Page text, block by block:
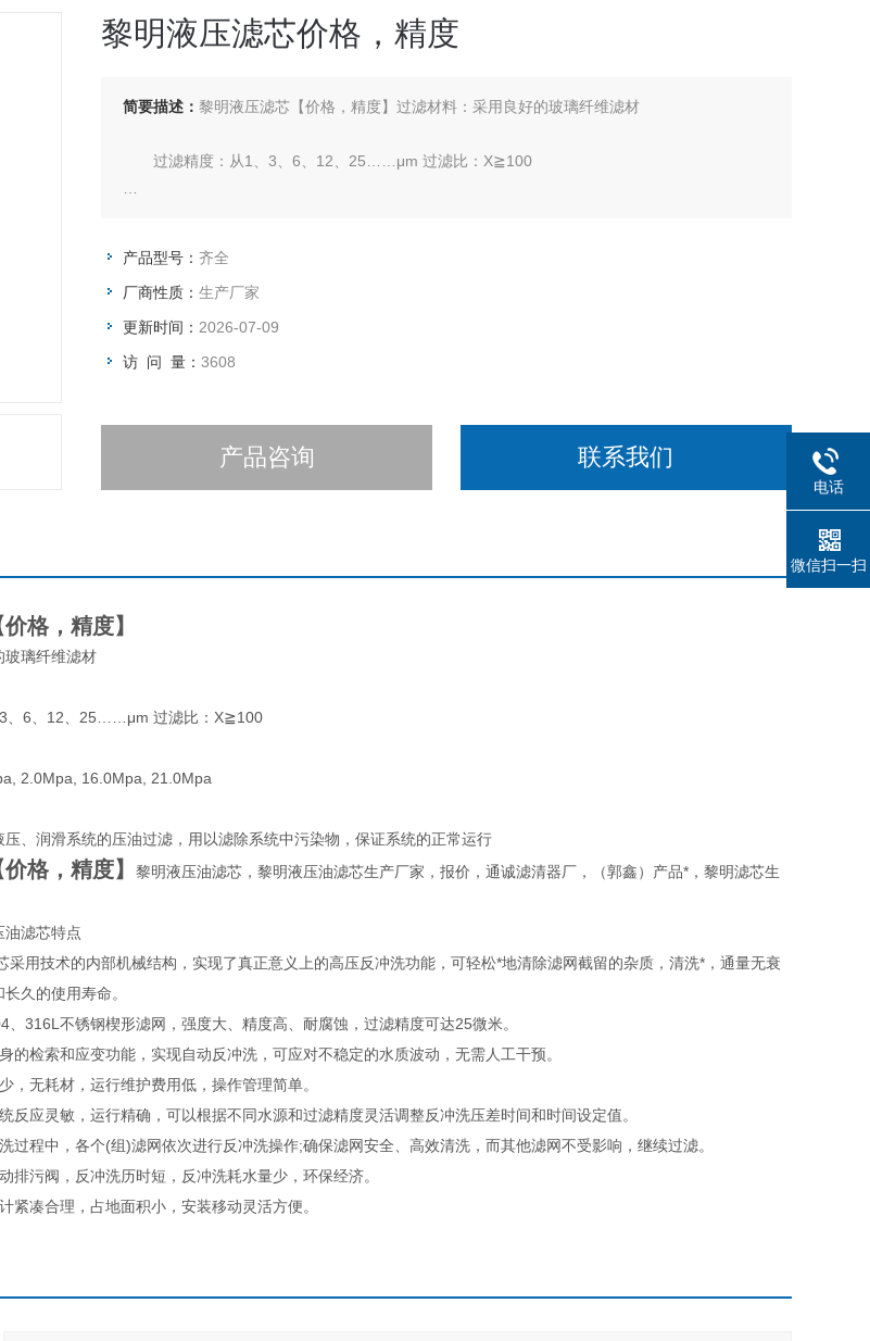
黎明液压滤芯价格，精度
简要描述： 黎明液压滤芯【价格，精度】过滤材料：采用良好的玻璃纤维滤材
过滤精度：从1、3、6、12、25……μm 过滤比：X≧100
使用范围：用于液压、润滑系统的压油过滤，用以滤除系统中污染物，保证系统的正常运行
产品型号： 齐全
厂商性质： 生产厂家
更新时间： 2026-07-09
访 问 量： 3608
产品咨询 联系我们
格，精度】
玻璃纤维滤材
3 6 12 25 ……μm 过滤比： X≧100
2.0Mpa, 16.0Mpa, 21.0Mpa
润滑系统的压油过滤，用以滤除系统中污染物，保证系统的正常运行
格，精度】
黎明液压油滤芯，黎明液压油滤芯生产厂家，报价，通诚滤清器厂，（郭鑫）产品*，黎明滤芯生
油滤芯特点
用技术的内部机械结构，实现了真正意义上的高压反冲洗功能，可轻松*地清除滤网截留的杂质，清洗*，通量无衰
久的使用寿命。
、316L不锈钢楔形滤网，强度大、精度高、耐腐蚀，过滤精度可达25微米。
的检索和应变功能，实现自动反冲洗，可应对不稳定的水质波动，无需人工干预。
，无耗材，运行维护费用低，操作管理简单。
反应灵敏，运行精确，可以根据不同水源和过滤精度灵活调整反冲洗压差时间和时间设定值。
过程中，各个(组)滤网依次进行反冲洗操作;确保滤网安全、高效清洗，而其他滤网不受影响，继续过滤。
排污阀，反冲洗历时短，反冲洗耗水量少，环保经济。
紧凑合理，占地面积小，安装移动灵活方便。
电话
微信扫一扫